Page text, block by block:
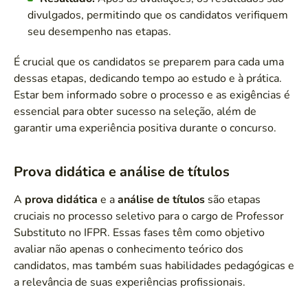
divulgados, permitindo que os candidatos verifiquem
seu desempenho nas etapas.
É crucial que os candidatos se preparem para cada uma
dessas etapas, dedicando tempo ao estudo e à prática.
Estar bem informado sobre o processo e as exigências é
essencial para obter sucesso na seleção, além de
garantir uma experiência positiva durante o concurso.
Prova didática e análise de títulos
A prova didática e aanálise de títulos são etapas
cruciais no processo seletivo para o cargo de Professor
Substituto no IFPR. Essas fases têm como objetivo
avaliar não apenas o conhecimento teórico dos
candidatos, mas também suas habilidades pedagógicas e
a relevância de suas experiências profissionais.